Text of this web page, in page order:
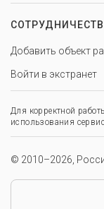
Добавить объект
Войти в экстранет
Для корректной
использования
© 2010–2026,